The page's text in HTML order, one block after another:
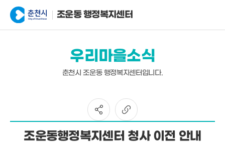
조운동 행정복지센터
우리마을소식
춘천시 조운동 행정복지센터입니다.
조운동행정복지센터 청사 이전 안내